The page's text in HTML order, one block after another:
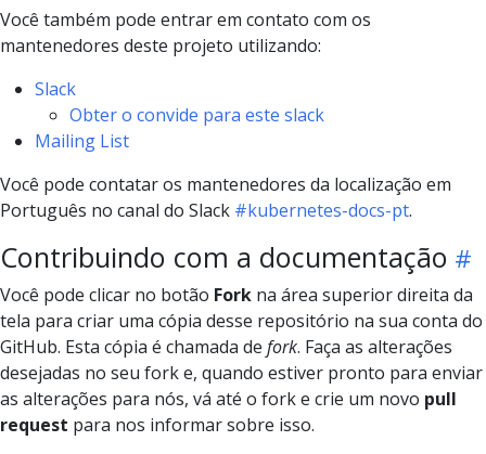
Você também pode entrar em contato com os
mantenedores deste projeto utilizando:
Slack
Obter o convide para este slack
Mailing List
Você pode contatar os mantenedores da localização em
Português no canal do Slack #kubernetes-docs-pt.
Contribuindo com a documentação
Você pode clicar no botão Fork na área superior direita da
tela para criar uma cópia desse repositório na sua conta do
GitHub. Esta cópia é chamada de fork. Faça as alterações
desejadas no seu fork e, quando estiver pronto para enviar
as alterações para nós, vá até o fork e crie um novo pull
request para nos informar sobre isso.